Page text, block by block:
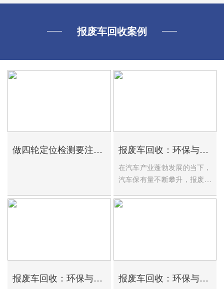
报废车回收案例
做四轮定位检测要注意什么细节 报废车回收：环保与资源再利用的关键环节
在汽车产业蓬勃发展的当下，
汽车保有量不断攀升，报废车
报废车回收：环保与资源再利用的关键环节 报废车回收：环保与资源再生的关键之举